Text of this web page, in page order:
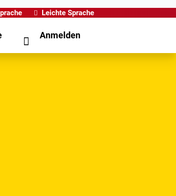
Leichte Sprache
Anmelden